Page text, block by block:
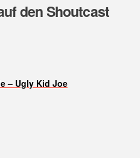
den Shoutcast
– Ugly Kid Joe